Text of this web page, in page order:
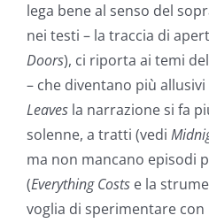
lega bene al senso del
nei testi – la traccia di
Doors), ci riporta ai temi
– che diventano più
Leaves la narrazione si fa
solenne, a tratti (vedi
ma non mancano episodi
(Everything Costs e la
voglia di sperimentare